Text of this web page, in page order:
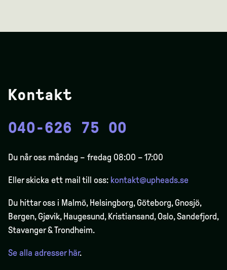
Kontakt
040-626 75 00
Du når oss måndag – fredag 08:00 – 17:00
Eller skicka ett mail till oss: kontakt@upheads.se
Du hittar oss i Malmö, Helsingborg, Göteborg, Gnosjö,
Bergen,Gjøvik, Haugesund, Kristiansand, Oslo, Sandefjord,
Stavanger & Trondheim.
Se alla adresser här.